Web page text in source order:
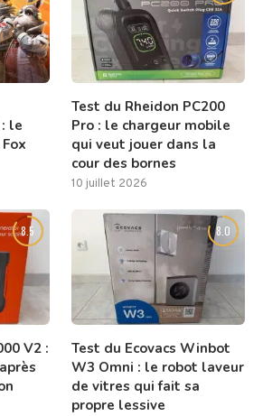
le
Test du Rheidon PC200
Pro : le chargeur mobile
qui veut jouer dans la
cour des bornes
10 juillet 2026
8.5
V2 :
8.0
Test du Ecovacs Winbot
W3 Omni : le robot laveur
de vitres qui fait sa
propre lessive